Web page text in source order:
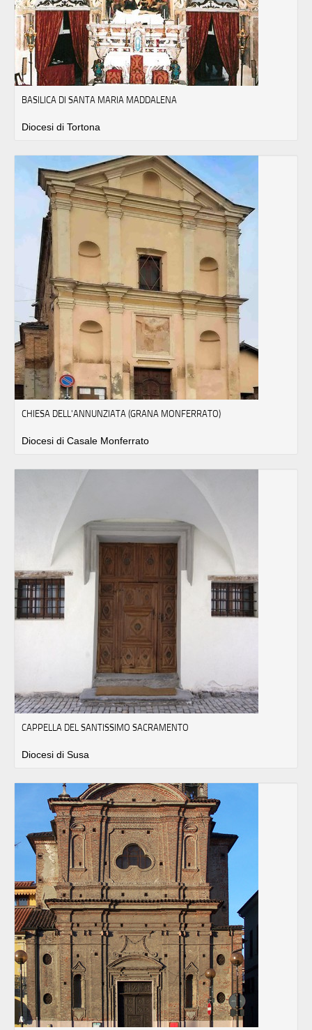
BASILICA DI SANTA MARIA MADDALENA
Diocesi di Tortona
CHIESA DELL'ANNUNZIATA (GRANA MONFERRATO)
Diocesi di Casale Monferrato
CAPPELLA DEL SANTISSIMO SACRAMENTO
Diocesi di Susa